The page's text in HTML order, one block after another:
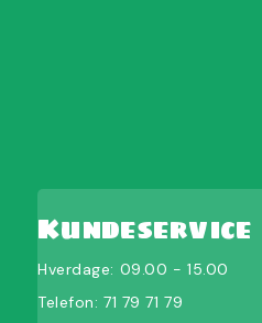
Kundeservice
Hverdage: 09.00 - 15.00
Telefon:71 79 71 79